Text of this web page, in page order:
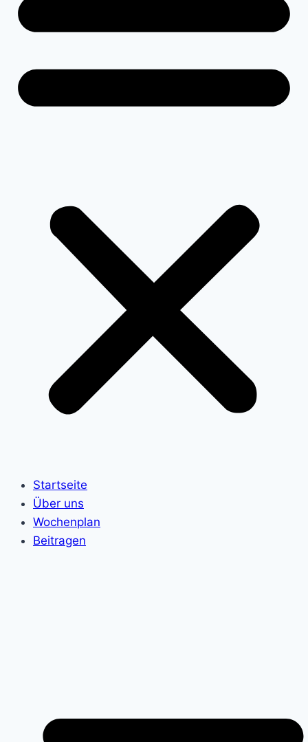
Startseite
Über uns
Wochenplan
Beitragen